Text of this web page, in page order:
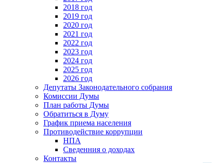
2018 год
2019 год
2020 год
2021 год
2022 год
2023 год
2024 год
2025 год
2026 год
Депутаты Законодательного собрания
Комиссии Думы
План работы Думы
Обратиться в Думу
График приема населения
Противодействие коррупции
НПА
Сведенния о доходах
Контакты